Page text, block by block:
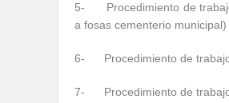
5- Procedimiento de trabajo
a fosas cementerio municipal)
6- Procedimiento de trabajo
7- Procedimiento de trabajo